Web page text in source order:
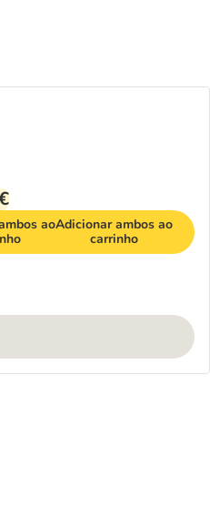
aoAdicionar ambos ao
carrinho